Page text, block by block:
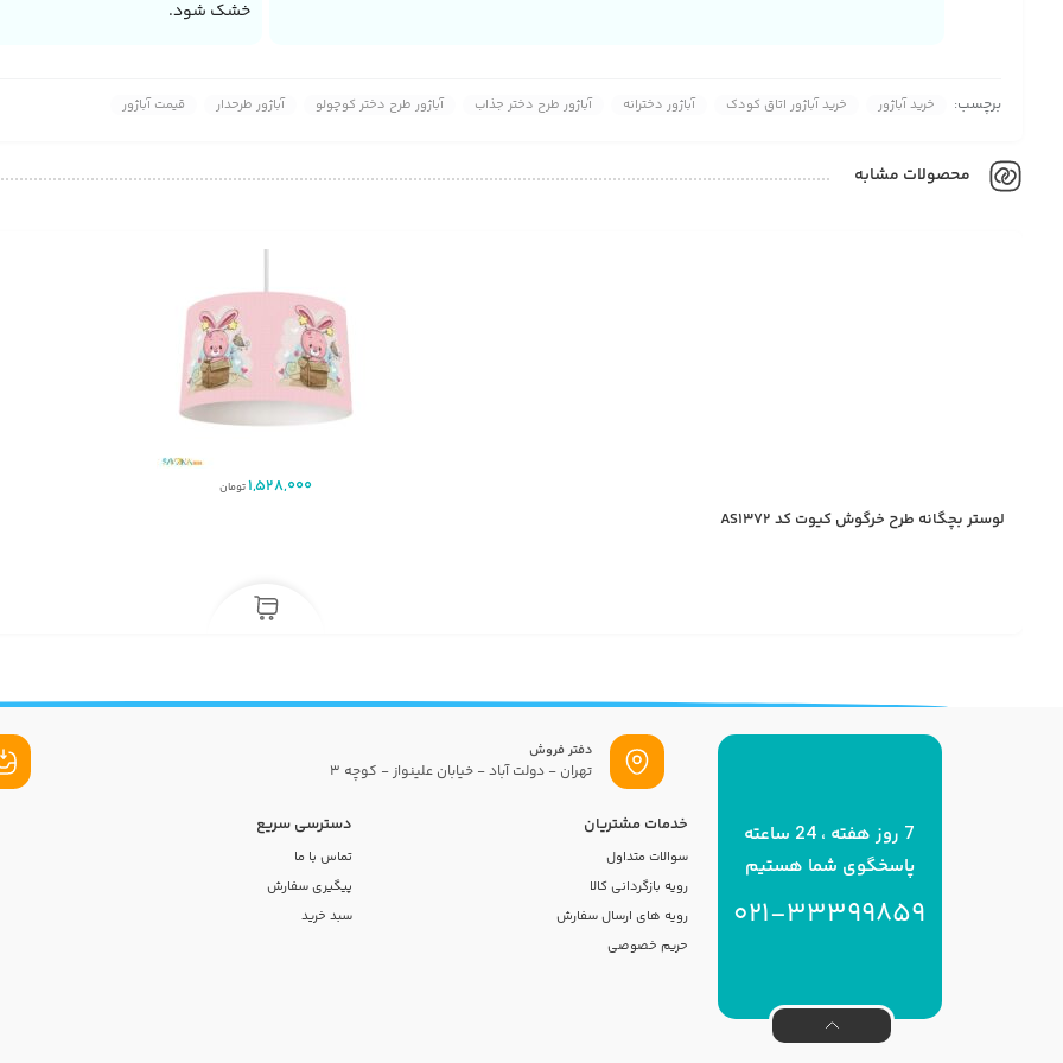
خشک شود.
برچسب: خرید آباژور خرید آباژور اتاق کودک آباژور دخترانه آباژور طرح دختر جذاب آباژور طرح دختر کوچولو آباژور طرحدار قیمت آباژور
محصولات مشابه
1,528,000تومان
لوستر بچگانه طرح خرگوش کیوت کد AS1372
دفتر فروش
تهران - دولت آباد - خیابان علینواز - کوچه 3
7 روز هفته ، 24 ساعته
پاسخگوی شما هستیم
021-33399859
خدمات مشتریان
سوالات متداول
رویه بازگردانی کالا
رویه های ارسال سفارش
حریم خصوصی
دسترسی سریع
تماس با ما
پیگیری سفارش
سبد خرید